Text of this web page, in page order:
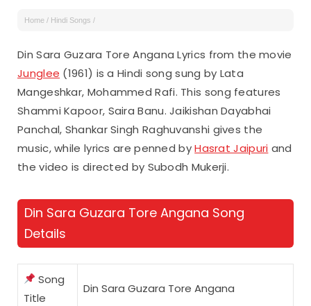
Home / Hindi Songs /
Din Sara Guzara Tore Angana Lyrics from the movie
Junglee (1961) is a Hindi song sung by Lata
Mangeshkar, Mohammed Rafi. This song features
Shammi Kapoor, Saira Banu. Jaikishan Dayabhai
Panchal, Shankar Singh Raghuvanshi gives the
music, while lyrics are penned byHasrat Jaipuri and
the video is directed by Subodh Mukerji.
Din Sara Guzara Tore Angana Song
Details
Song
Title
Din Sara Guzara Tore Angana